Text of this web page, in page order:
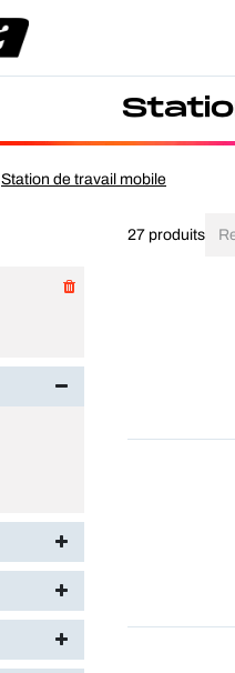
Station de travail mobile
27 produits